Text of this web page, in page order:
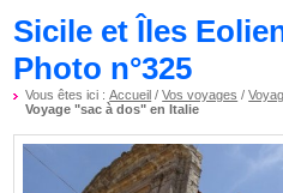
Sicile et Îles
Photo n°325
Vous êtes ici :Accueil /Vos voyages /
Voyage "sac à dos" en Italie